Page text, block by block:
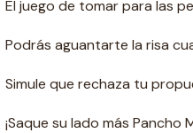
El juego de tomar para las
Podrás aguantarte la risa
Simule que rechaza tu
¡Saque su lado más